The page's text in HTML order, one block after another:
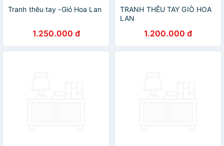
Tranh thêu tay -Giỏ Hoa Lan
1.250.000 đ
TRANH THÊU TAY GIÒ HOA
LAN
1.200.000 đ